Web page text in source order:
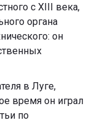
с XIII века,
органа
он
в Луге,
время он играл
по